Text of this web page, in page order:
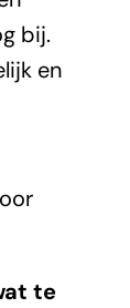
bij.
en
te